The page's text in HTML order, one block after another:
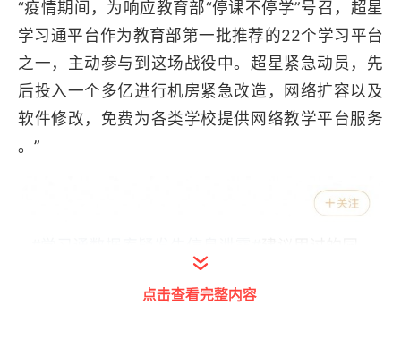
“疫情期间，为响应教育部“停课不停学”号召，超星
学习通平台作为教育部第一批推荐的22个学习平台
之一，主动参与到这场战役中。超星紧急动员，先
后投入一个多亿进行机房紧急改造，网络扩容以及
软件修改，免费为各类学校提供网络教学平台服务
。”
点击查看完整内容